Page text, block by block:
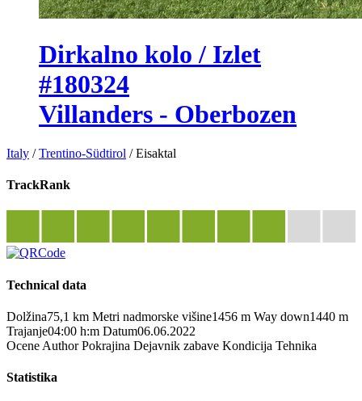
Dirkalno kolo / Izlet
#180324
Villanders - Oberbozen
Italy /Trentino-Südtirol /Eisaktal
TrackRank
Technical data
Dolžina75,1 km Metri nadmorske višine1456 m Way down1440 m
Trajanje04:00 h:m Datum06.06.2022
Ocene Author Pokrajina Dejavnik zabave Kondicija Tehnika
Statistika